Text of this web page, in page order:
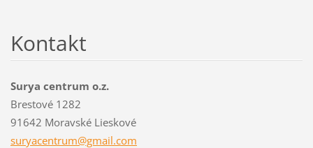
Kontakt
Surya centrum o.z.
Brestové 1282
91642 Moravské Lieskové
suryacentrum@gmail.com